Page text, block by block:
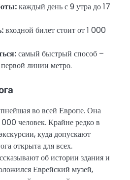
каждый день с 9 утра до 17
входной билет стоит от 1 000
самый быстрый способ –
линии метро.
во всей Европе. Она
человек. Крайне редко в
куда допускают
открыта для всех.
об истории здания и
Еврейский музей,